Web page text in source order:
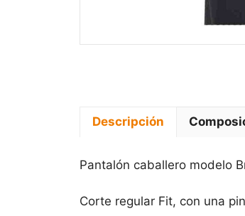
Descripción
Pantalón caballero modelo
Corte regular Fit, con una